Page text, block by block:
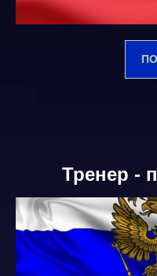
Тренер -